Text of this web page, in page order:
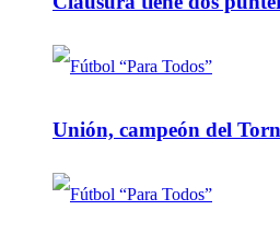
Unión, campeón del